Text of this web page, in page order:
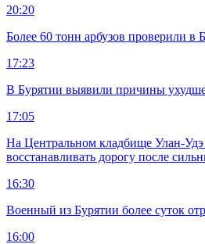
20:20
Более 60 тонн арбузов проверили в
17:23
В Бурятии выявили причины
17:05
На Центральном кладбище Улан-
восстанавливать дорогу после
16:30
Военный из Бурятии более суток
16:00